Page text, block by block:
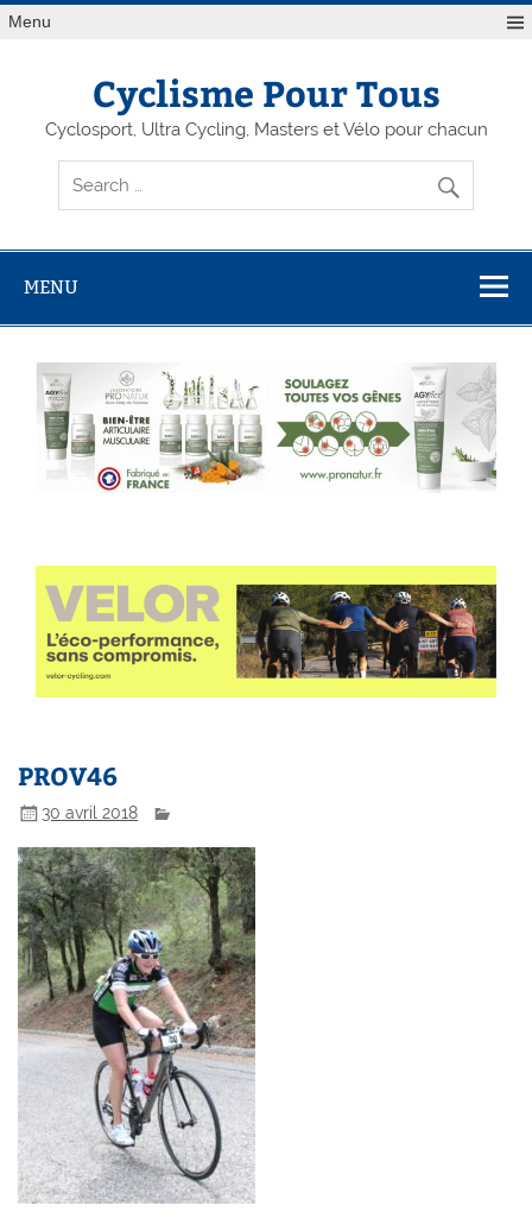
Menu
Cyclisme Pour Tous
Cyclosport, Ultra Cycling, Masters et Vélo pour chacun
MENU
PROV46
30 avril 2018